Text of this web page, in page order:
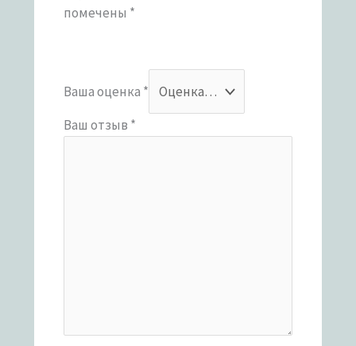
помечены *
Ваша оценка *
Ваш отзыв *